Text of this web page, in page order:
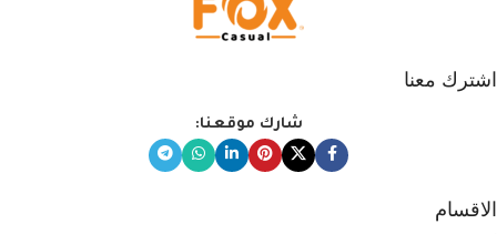
اشترك معنا
شارك موقعنا:
الاقسام